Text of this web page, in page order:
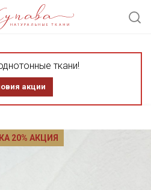
ткани!
акции
20% АКЦИЯ